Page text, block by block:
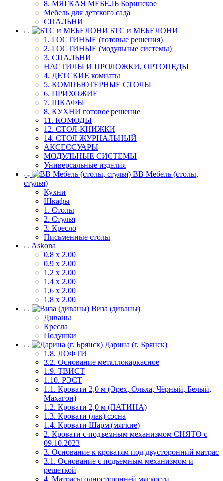
8. МЯГКАЯ МЕБЕЛЬ Боринское
Мебель для детского сада
СПАЛЬНИ
БТС и МЕБЕЛОНИ
1. ГОСТИНЫЕ (готовые решения)
2. ГОСТИНЫЕ (модульные системы)
3. СПАЛЬНИ
НАСТИЛЫ И ПРОЛОЖКИ, ОРТОПЕДЫ
4. ДЕТСКИЕ комнаты
5. КОМПЬЮТЕРНЫЕ СТОЛЫ
6. ПРИХОЖИЕ
7. ШКАФЫ
8. КУХНИ готовое решение
11. КОМОДЫ
12. СТОЛ-КНИЖКИ
14. СТОЛ ЖУРНАЛЬНЫЙ
АКСЕССУАРЫ
МОДУЛЬНЫЕ СИСТЕМЫ
Универсальные изделия
ВВ Мебель (столы,
стулья)
Кухни
Шкафы
1. Столы
2. Стулья
3. Кресло
Письменные столы
Askona
0.8 х 2.00
0.9 х 2.00
1.2 х 2.00
1.4 х 2.00
1.6 х 2.00
1.8 х 2.00
Виза (диваны)
Диваны
Кресла
Подушки
Дарина (г. Брянск)
1.8. ЛОФТИ
3.2. Основание металлокаркасное
1.9. ТВИСТ
1.10. РЭСТ
1.1. Кровати 2,0 м (Орех, Ольха, Чёрный, Белый,
Махагон)
1.2. Кровати 2,0 м (ПАТИНА)
1.3. Кровати (лак) сосна
1.4. Кровати Шарм (мягкие)
2. Кровати с подъемным механизмом СНЯТО с
09.10.2023
3. Основание к кроватям под двусторонний матрас
3.1. Основание с подъемным механизмом и
решеткой
4. Матрасы односторонней мягкости